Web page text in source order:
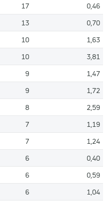
17
0,46
13
0,70
10
1,63
10
3,81
9
1,47
9
1,72
8
2,59
7
1,19
7
1,24
6
0,40
6
0,59
6
1,04